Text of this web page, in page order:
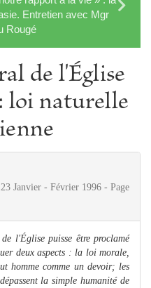
Entretien avec Mgr
Rougé
de l'Église
loi naturelle
Janvier - Février 1996 - Page
l'Église puisse être proclamé
deux aspects : la loi morale,
homme comme un devoir; les
la simple humanité de